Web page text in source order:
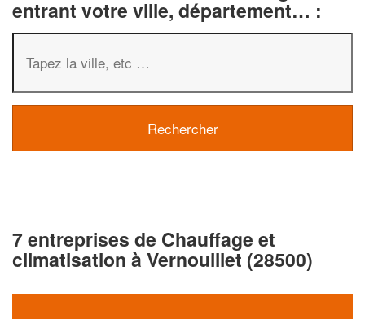
entrant votre ville, département… :
7 entreprises de Chauffage et
climatisation à Vernouillet (28500)